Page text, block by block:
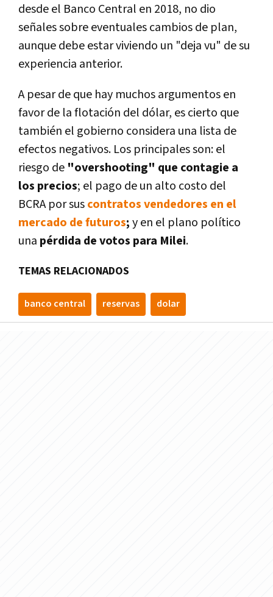
desde el Banco Central en 2018, no dio
señales sobre eventuales cambios de plan,
aunque debe estar viviendo un "deja vu" de su
experiencia anterior.
A pesar de que hay muchos argumentos en
favor de la flotación del dólar, es cierto que
también el gobierno considera una lista de
efectos negativos. Los principales son: el
riesgo de "overshooting" que contagie a
los precios; el pago de un alto costo del
BCRA por suscontratos vendedores en el
mercado de futuros;y en el plano político
una pérdida de votos para Milei.
TEMAS RELACIONADOS
banco central reservas dolar